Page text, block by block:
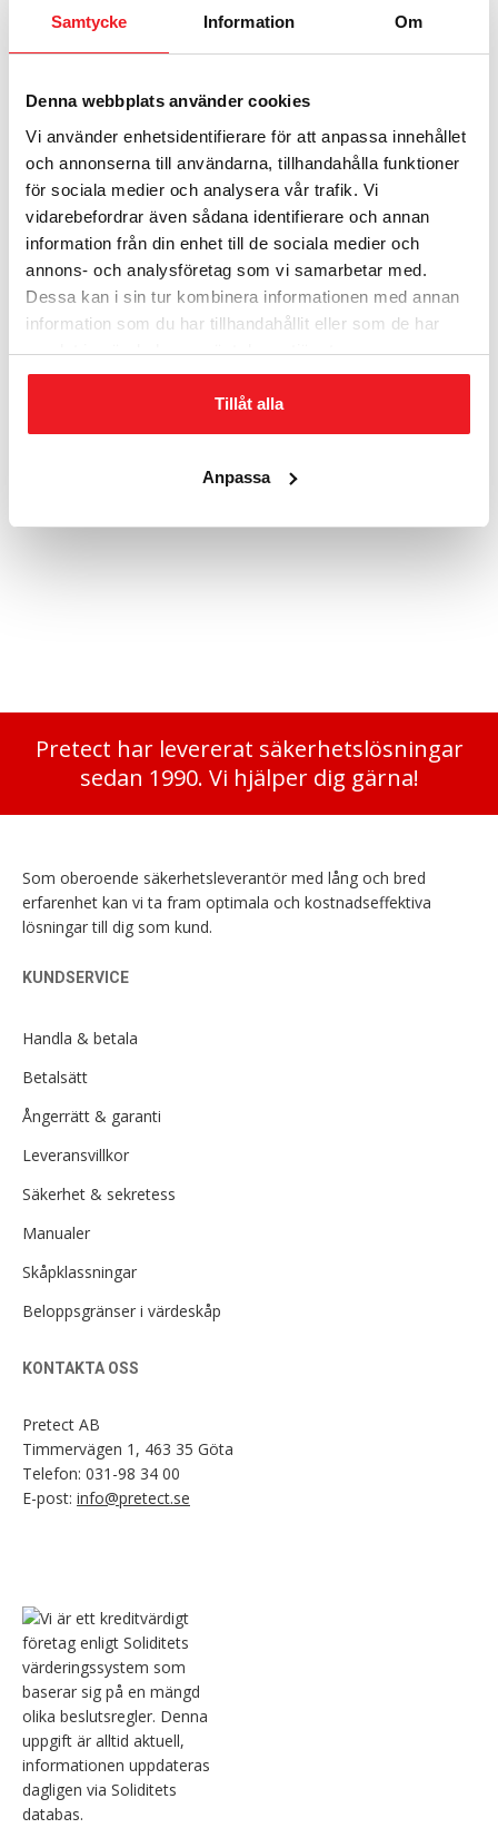
Samtycke Information Om
Denna webbplats använder cookies
Vi använder enhetsidentifierare för att anpassa innehållet
och annonserna till användarna, tillhandahålla funktioner
för sociala medier och analysera vår trafik. Vi
vidarebefordrar även sådana identifierare och annan
information från din enhet till de sociala medier och
annons- och analysföretag som vi samarbetar med.
Dessa kan i sin tur kombinera informationen med annan
information som du har tillhandahållit eller som de har
samlat in när du har använt deras tjänster.
Tillåt alla
Anpassa
Deponeringsinsats EB
5 550kr
Pretect har levererat säkerhetslösningar
sedan 1990. Vi hjälper dig gärna!
Som oberoende säkerhetsleverantör med lång och bred
erfarenhet kan vi ta fram optimala och kostnadseffektiva
lösningar till dig som kund.
KUNDSERVICE
Handla & betala
Betalsätt
Ångerrätt & garanti
Leveransvillkor
Säkerhet & sekretess
Manualer
Skåpklassningar
Beloppsgränser i värdeskåp
KONTAKTA OSS
Pretect AB
Timmervägen 1, 463 35 Göta
Telefon: 031-98 34 00
E-post: info@pretect.se